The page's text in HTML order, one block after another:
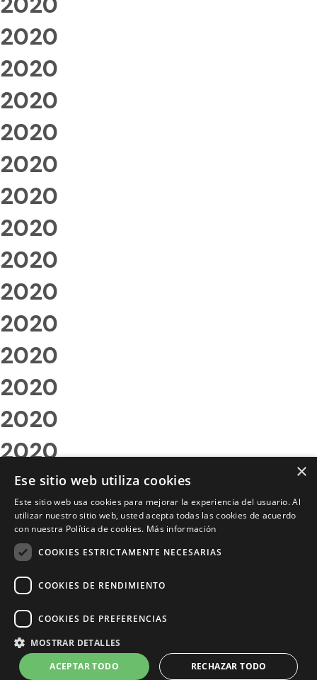
2020
2020
2020
2020
2020
2020
2020
2020
2020
2020
2020
2020
2020
2020
2020
2020
2020
2020
2020
2020
×
Ese sitio web utiliza cookies
Este sitio web usa cookies para mejorar la experiencia del usuario. Al
utilizar nuestro sitio web, usted acepta todas las cookies de acuerdo
con nuestra Política de cookies. Más información
COOKIES ESTRICTAMENTE NECESARIAS
COOKIES DE RENDIMIENTO
COOKIES DE PREFERENCIAS
MOSTRAR DETALLES
ACEPTAR TODO
RECHAZAR TODO